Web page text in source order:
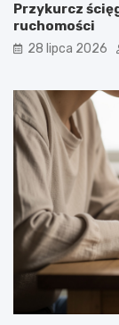
Przykurcz
ruchomości
28 lipca 2026